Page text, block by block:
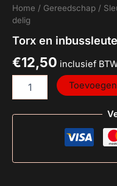
Home / Gereedschap /
delig
Torx en
€12,50 inclusief